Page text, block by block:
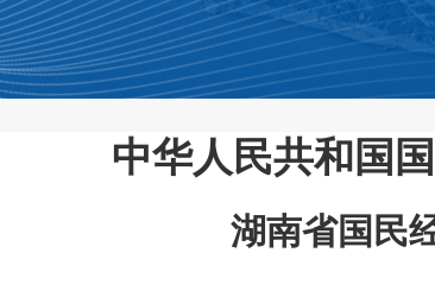
中华人民共和国
湖南省国民